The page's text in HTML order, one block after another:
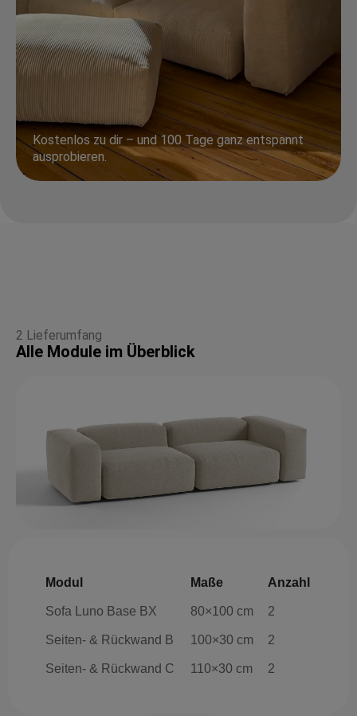
Kostenlos zu dir – und 100 Tage ganz entspannt
ausprobieren.
2 Lieferumfang
Alle Module im Überblick
Modul Maße Anzahl
Sofa Luno Base BX 80×100 cm 2
Seiten- & Rückwand B 100×30 cm 2
Seiten- & Rückwand C 110×30 cm 2